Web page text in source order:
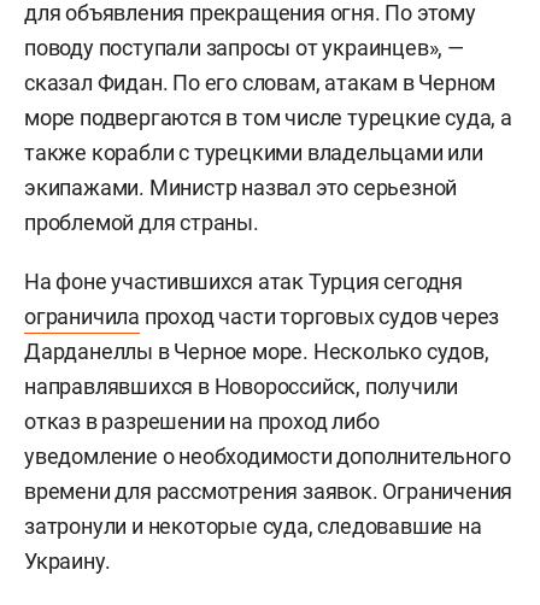
для объявления прекращения огня. По этому
поводу поступали запросы от украинцев», —
сказал Фидан. По его словам, атакам в Черном
море подвергаются в том числе турецкие суда, а
также корабли с турецкими владельцами или
экипажами. Министр назвал это серьезной
проблемой для страны.
На фоне участившихся атак Турция сегодня
ограничила проход части торговых судов через
Дарданеллы в Черное море. Несколько судов,
направлявшихся в Новороссийск, получили
отказ в разрешении на проход либо
уведомление о необходимости дополнительного
времени для рассмотрения заявок. Ограничения
затронули и некоторые суда, следовавшие на
Украину.